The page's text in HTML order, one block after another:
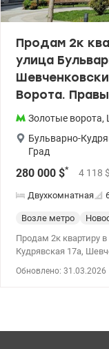
Виктория Valion.ua/
Продам 2к
улица
Ворота.
Золотые ворота,
Бульварно-
Град
280 000 $* 4 118 $
Двухкомнатная
Возле метро
Продам 2к квартиру
Кудрявская 17а,
этаже 19-ти
столицы.
Обновлено: 31.03.2026